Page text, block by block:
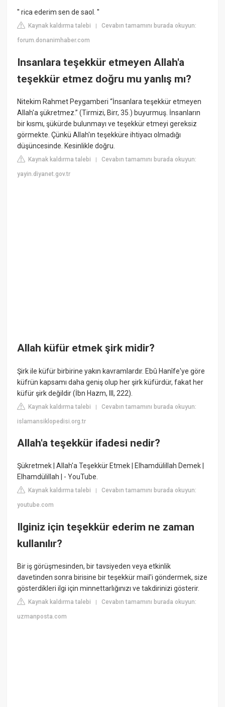
'' rica ederim sen de saol. ''
Kaynak kaldırma talebi |Cevabın tamamını burada okuyun:
forum.donanimhaber.com
Insanlara teşekkür etmeyen Allah'a
teşekkür etmez doğru mu yanlış mı?
Nitekim Rahmet Peygamberi “İnsanlara teşekkür etmeyen
Allah'a şükretmez.” (Tirmizi, Birr, 35.) buyurmuş. İnsanların
bir kısmı, şükürde bulunmayı ve teşekkür etmeyi gereksiz
görmekte. Çünkü Allah'ın teşekküre ihtiyacı olmadığı
düşüncesinde. Kesinlikle doğru.
Kaynak kaldırma talebi |Cevabın tamamını burada okuyun:
yayin.diyanet.gov.tr
Allah küfür etmek şirk midir?
Şirk ile küfür birbirine yakın kavramlardır. Ebû Hanîfe'ye göre
küfrün kapsamı daha geniş olup her şirk küfürdür, fakat her
küfür şirk değildir (İbn Hazm, III, 222).
Kaynak kaldırma talebi |Cevabın tamamını burada okuyun:
islamansiklopedisi.org.tr
Allah'a teşekkür ifadesi nedir?
Şükretmek | Allah'a Teşekkür Etmek | Elhamdülillah Demek |
Elhamdülillah | - YouTube.
Kaynak kaldırma talebi |Cevabın tamamını burada okuyun:
youtube.com
Ilginiz için teşekkür ederim ne zaman
kullanılır?
Bir iş görüşmesinden, bir tavsiyeden veya etkinlik
davetinden sonra birisine bir teşekkür mail'i göndermek, size
gösterdikleri ilgi için minnettarlığınızı ve takdirinizi gösterir.
Kaynak kaldırma talebi |Cevabın tamamını burada okuyun:
uzmanposta.com